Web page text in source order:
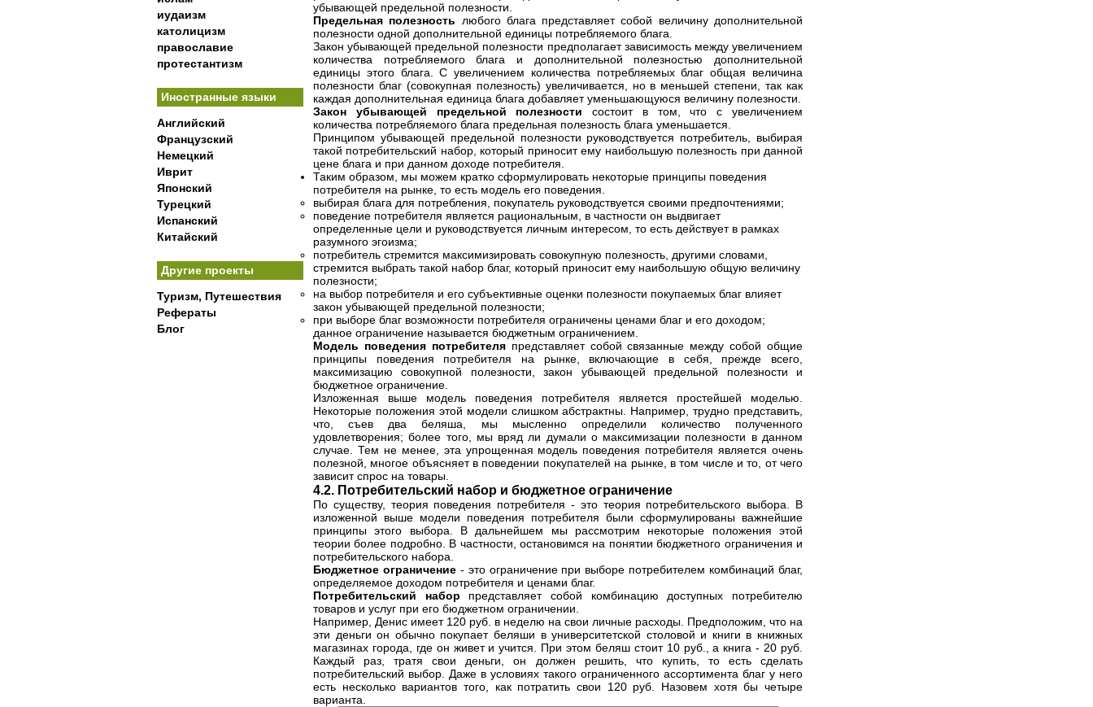
иудаизм
католицизм
православие
протестантизм
Иностранные языки
Английский
Французский
Немецкий
Иврит
Японский
Турецкий
Испанский
Китайский
Другие проекты
Туризм, Путешествия
Рефераты
Блог
убывающей предельной полезности.
Предельная полезность любого блага представляет собой величину дополнительной
полезности одной дополнительной единицы потребляемого блага.
Закон убывающей предельной полезности предполагает зависимость между увеличением
количества потребляемого блага и дополнительной полезностью дополнительной
единицы этого блага. С увеличением количества потребляемых благ общая величина
полезности благ (совокупная полезность) увеличивается, но в меньшей степени, так как
каждая дополнительная единица блага добавляет уменьшающуюся величину полезности.
Закон убывающей предельной полезности состоит в том, что с увеличением
количества потребляемого блага предельная полезность блага уменьшается.
Принципом убывающей предельной полезности руководствуется потребитель, выбирая
такой потребительский набор, который приносит ему наибольшую полезность при данной
цене блага и при данном доходе потребителя.
Таким образом, мы можем кратко сформулировать некоторые принципы поведения
потребителя на рынке, то есть модель его поведения.
выбирая блага для потребления, покупатель руководствуется своими предпочтениями;
поведение потребителя является рациональным, в частности он выдвигает
определенные цели и руководствуется личным интересом, то есть действует в рамках
разумного эгоизма;
потребитель стремится максимизировать совокупную полезность, другими словами,
стремится выбрать такой набор благ, который приносит ему наибольшую общую величину
полезности;
на выбор потребителя и его субъективные оценки полезности покупаемых благ влияет
закон убывающей предельной полезности;
при выборе благ возможности потребителя ограничены ценами благ и его доходом;
данное ограничение называется бюджетным ограничением.
Модель поведения потребителяпредставляет собой связанные между собой общие
принципы поведения потребителя на рынке, включающие в себя, прежде всего,
максимизацию совокупной полезности, закон убывающей предельной полезности и
бюджетное ограничение.
Изложенная выше модель поведения потребителя является простейшей моделью.
Некоторые положения этой модели слишком абстрактны. Например, трудно представить,
что, съев два беляша, мы мысленно определили количество полученного
удовлетворения; более того, мы вряд ли думали о максимизации полезности в данном
случае. Тем не менее, эта упрощенная модель поведения потребителя является очень
полезной, многое объясняет в поведении покупателей на рынке, в том числе и то, от чего
зависит спрос на товары.
4.2. Потребительский набор и бюджетное ограничение
По существу, теория поведения потребителя - это теория потребительского выбора. В
изложенной выше модели поведения потребителя были сформулированы важнейшие
принципы этого выбора. В дальнейшем мы рассмотрим некоторые положения этой
теории более подробно. В частности, остановимся на понятии бюджетного ограничения и
потребительского набора.
Бюджетное ограничение- это ограничение при выборе потребителем комбинаций благ,
определяемое доходом потребителя и ценами благ.
Потребительский набор представляет собой комбинацию доступных потребителю
товаров и услуг при его бюджетном ограничении.
Например, Денис имеет 120 руб. в неделю на свои личные расходы. Предположим, что на
эти деньги он обычно покупает беляши в университетской столовой и книги в книжных
магазинах города, где он живет и учится. При этом беляш стоит 10 руб., а книга - 20 руб.
Каждый раз, тратя свои деньги, он должен решить, что купить, то есть сделать
потребительский выбор. Даже в условиях такого ограниченного ассортимента благ у него
есть несколько вариантов того, как потратить свои 120 руб. Назовем хотя бы четыре
варианта.